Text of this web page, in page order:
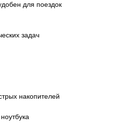
для поездок
задач
накопителей